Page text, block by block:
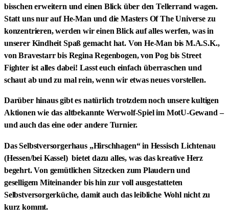
bisschen erweitern und einen Blick über den Tellerrand wagen.
Statt uns nur auf He-Man und die Masters Of The Universe zu
konzentrieren, werden wir einen Blick auf alles werfen, was in
unserer Kindheit Spaß gemacht hat. Von He-Man bis M.A.S.K.,
von Bravestarr bis Regina Regenbogen, von Pog bis Street
Fighter ist alles dabei! Lasst euch einfach überraschen und
schaut ab und zu mal rein, wenn wir etwas neues vorstellen.
Darüber hinaus gibt es natürlich trotzdem noch unsere kultigen
Aktionen wie das altbekannte Werwolf-Spiel im MotU-Gewand –
und auch das eine oder andere Turnier.
Das Selbstversorgerhaus „Hirschhagen“ in Hessisch Lichtenau
(Hessen/bei Kassel) bietet dazu alles, was das kreative Herz
begehrt. Von gemütlichen Sitzecken zum Plaudern und
geselligem Miteinander bis hin zur voll ausgestatteten
Selbstversorgerküche, damit auch das leibliche Wohl nicht zu
kurz kommt.